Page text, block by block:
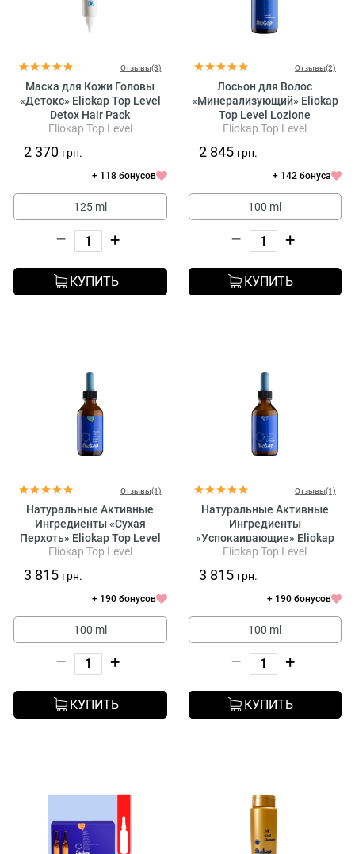
Отзывы(3)
Маска для Кожи Головы
«Детокс» Eliokap Top Level
Detox Hair Pack
Eliokap Top Level
2 370 грн.
+ 118 бонусов
125 ml
– +
КУПИТЬ
Отзывы(2)
Лосьон для Волос
«Минерализующий» Eliokap
Top Level Lozione
Mineralizzante
Eliokap Top Level
2 845 грн.
+ 142 бонуса
100 ml
– +
КУПИТЬ
Отзывы(1)
Натуральные Активные
Ингредиенты «Сухая
Перхоть» Eliokap Top Level
Principi Attivi Naturali Forfora
Eliokap Top Level
3 815 грн.
+ 190 бонусов
100 ml
– +
КУПИТЬ
Отзывы(1)
Натуральные Активные
Ингредиенты
«Успокаивающие» Eliokap
Top Level Principi Attivi
Eliokap Top Level
3 815 грн.
+ 190 бонусов
100 ml
– +
КУПИТЬ